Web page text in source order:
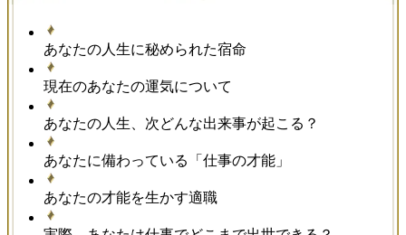
あなたの人生に秘められた宿命
現在のあなたの運気について
あなたの人生、次どんな出来事が起こる？
あなたに備わっている「仕事の才能」
あなたの才能を生かす適職